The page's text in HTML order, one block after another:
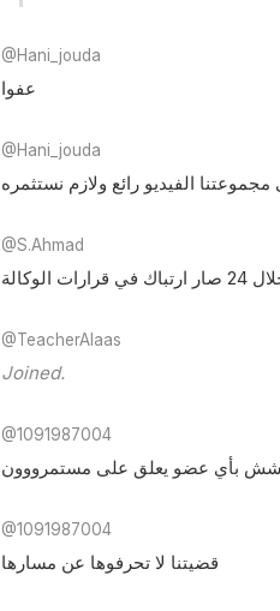
@Hani_jouda
عفوا
@Hani_jouda
الفيديو رائع ولازم نستثمره
@S.Ahmad
ارتباك في قرارات الوكالة
@TeacherAlaas
Joined.
@1091987004
بأي عضو يعلق على مستمرووون
@1091987004
قضيتنا لا تحرفوها عن مسارها